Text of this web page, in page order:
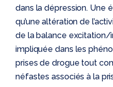
dans la dépression. Une
qu’une altération de
de la balance excitation/
impliquée dans les
prises de drogue tout
néfastes associés à la